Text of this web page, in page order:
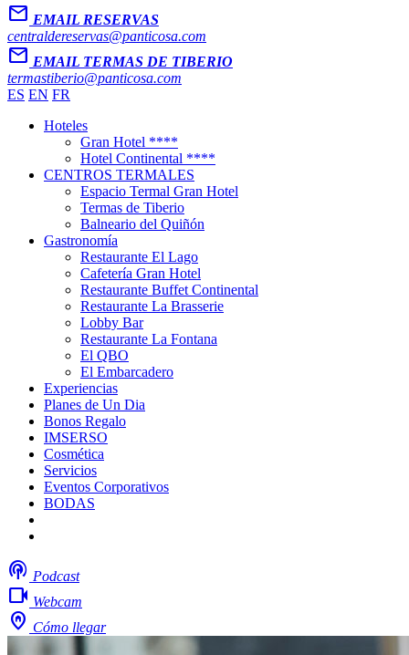
Mail EMAIL RESERVAS
centraldereservas@panticosa.com
Mail EMAIL TERMAS DE TIBERIO
termastiberio@panticosa.com
ES EN FR
Hoteles
Gran Hotel ****
Hotel Continental ****
CENTROS TERMALES
Espacio Termal Gran Hotel
Termas de Tiberio
Balneario del Quiñón
Gastronomía
Restaurante El Lago
Cafetería Gran Hotel
Restaurante Buffet Continental
Restaurante La Brasserie
Lobby Bar
Restaurante La Fontana
El QBO
El Embarcadero
Experiencias
Planes de Un Dia
Bonos Regalo
IMSERSO
Cosmética
Servicios
Eventos Corporativos
BODAS
podcasts Podcast
videocam Webcam
home_pin Cómo llegar